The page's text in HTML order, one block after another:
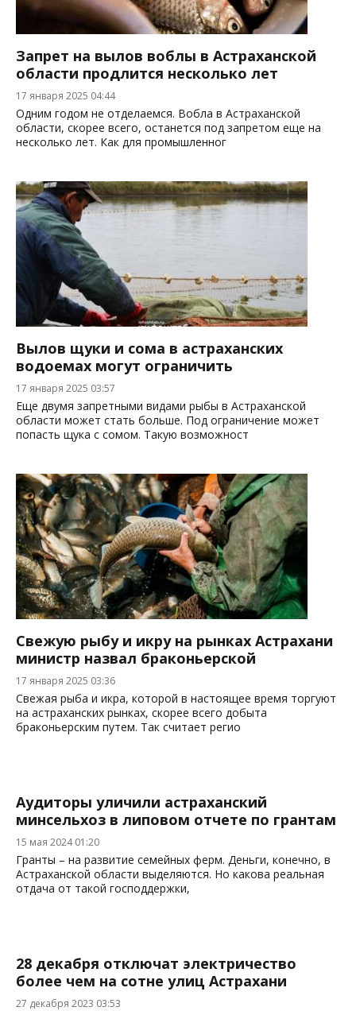
Запрет на вылов воблы в Астраханской
области продлится несколько лет
17 января 2025 04:44
Одним годом не отделаемся. Вобла в Астраханской
области, скорее всего, останется под запретом еще на
несколько лет. Как для промышленног
Вылов щуки и сома в астраханских
водоемах могут ограничить
17 января 2025 03:57
Еще двумя запретными видами рыбы в Астраханской
области может стать больше. Под ограничение может
попасть щука с сомом. Такую возможност
Свежую рыбу и икру на рынках Астрахани
министр назвал браконьерской
17 января 2025 03:36
Свежая рыба и икра, которой в настоящее время торгуют
на астраханских рынках, скорее всего добыта
браконьерским путем. Так считает регио
Аудиторы уличили астраханский
минсельхоз в липовом отчете по грантам
15 мая 2024 01:20
Гранты – на развитие семейных ферм. Деньги, конечно, в
Астраханской области выделяются. Но какова реальная
отдача от такой господдержки,
28 декабря отключат электричество
более чем на сотне улиц Астрахани
27 декабря 2023 03:53